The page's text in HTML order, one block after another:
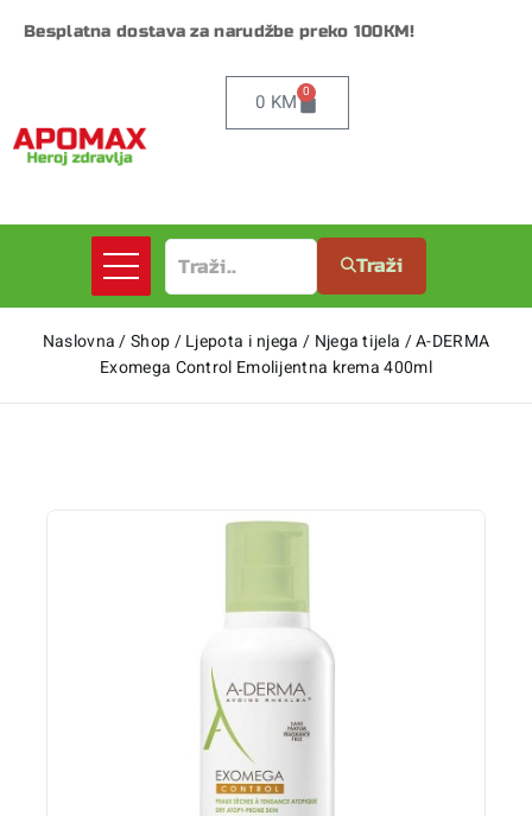
Besplatna dostava za narudžbe preko 100KM!
0 KM 0
Traži
Naslovna /Shop/Ljepota i njega / Njega tijela /A-DERMA
Exomega Control Emolijentna krema 400ml